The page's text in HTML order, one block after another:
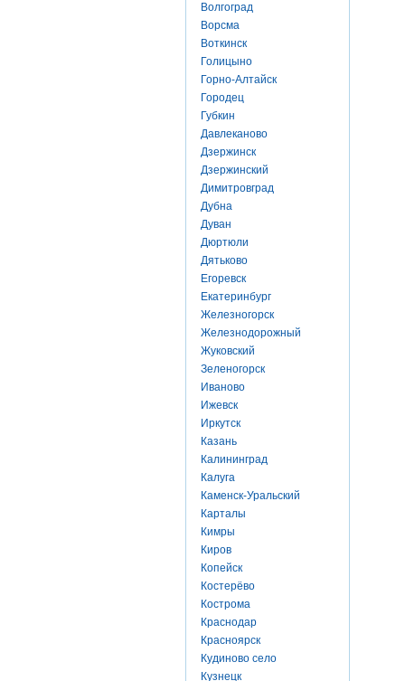
Волгоград
Ворсма
Воткинск
Голицыно
Горно-Алтайск
Городец
Губкин
Давлеканово
Дзержинск
Дзержинский
Димитровград
Дубна
Дуван
Дюртюли
Дятьково
Егоревск
Екатеринбург
Железногорск
Железнодорожный
Жуковский
Зеленогорск
Иваново
Ижевск
Иркутск
Казань
Калининград
Калуга
Каменск-Уральский
Карталы
Кимры
Киров
Копейск
Костерёво
Кострома
Краснодар
Красноярск
Кудиново село
Кузнецк